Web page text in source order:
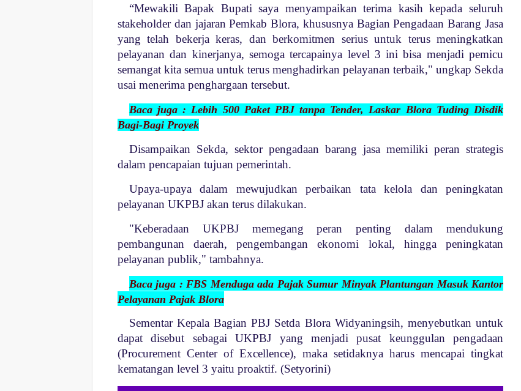
“Mewakili Bapak Bupati saya menyampaikan terima kasih kepada seluruh
stakeholder dan jajaran Pemkab Blora, khususnya Bagian Pengadaan Barang Jasa
yang telah bekerja keras, dan berkomitmen serius untuk terus meningkatkan
pelayanan dan kinerjanya, semoga tercapainya level 3 ini bisa menjadi pemicu
semangat kita semua untuk terus menghadirkan pelayanan terbaik," ungkap Sekda
usai menerima penghargaan tersebut.
Baca juga : Lebih 500 Paket PBJ tanpa Tender, Laskar Blora Tuding Disdik
Bagi-Bagi Proyek
Disampaikan Sekda, sektor pengadaan barang jasa memiliki peran strategis
dalam pencapaian tujuan pemerintah.
Upaya-upaya dalam mewujudkan perbaikan tata kelola dan peningkatan
pelayanan UKPBJ akan terus dilakukan.
"Keberadaan UKPBJ memegang peran penting dalam mendukung
pembangunan daerah, pengembangan ekonomi lokal, hingga peningkatan
pelayanan publik," tambahnya.
Baca juga : FBS Menduga ada Pajak Sumur Minyak Plantungan Masuk Kantor
Pelayanan Pajak Blora
Sementar Kepala Bagian PBJ Setda Blora Widyaningsih, menyebutkan untuk
dapat disebut sebagai UKPBJ yang menjadi pusat keunggulan pengadaan
(Procurement Center of Excellence), maka setidaknya harus mencapai tingkat
kematangan level 3 yaitu proaktif. (Setyorini)